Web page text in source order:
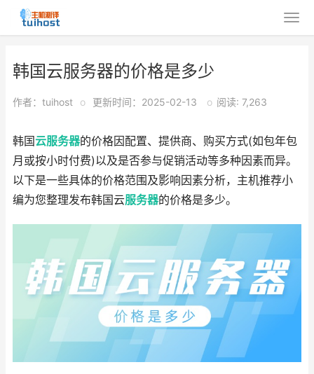
韩国云服务器的价格是多少
作者：tuihost o 更新时间：2025-02-13 o 阅读: 7,263
韩国云服务器的价格因配置、提供商、购买方式(如包年包
月或按小时付费)以及是否参与促销活动等多种因素而异。
以下是一些具体的价格范围及影响因素分析，主机推荐小
编为您整理发布韩国云服务器的价格是多少。